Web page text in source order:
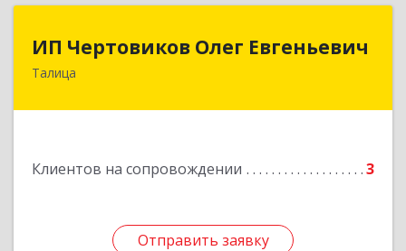
ИП Чертовиков Олег Евгеньевич
Талица
Клиентов на сопровождении 3
Отправить заявку
623640, Свердловская обл, Талица г, Ленина ул,
Отправить заявку